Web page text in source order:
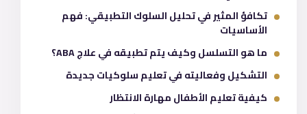
تكافؤ المثير في تحليل السلوك التطبيقي: فهم
الأساسيات
ما هو التسلسل وكيف يتم تطبيقه في علاج ABA؟
التشكيل وفعاليته في تعليم سلوكيات جديدة
كيفية تعليم الأطفال مهارة الانتظار